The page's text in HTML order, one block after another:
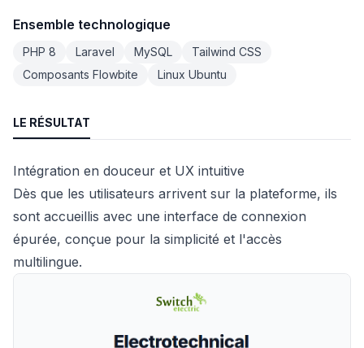
Ensemble technologique
PHP 8 Laravel MySQL
Tailwind CSS
Composants Flowbite
Linux Ubuntu
LE RÉSULTAT
Intégration en douceur et UX intuitive
Dès que les utilisateurs arrivent sur la plateforme, ils
sont accueillis avec une interface de connexion
épurée, conçue pour la simplicité et l'accès
multilingue.